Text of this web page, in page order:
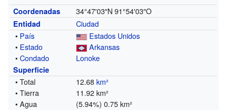
Coordenadas 34°47′03″N 91°54′03″O
Entidad
Ciudad
• País
Estados Unidos
• Estado
Arkansas
•Condado Lonoke
Superficie
• Total 12.68km²
• Tierra
11.92 km²
• Agua
(5.94%) 0.75 km²